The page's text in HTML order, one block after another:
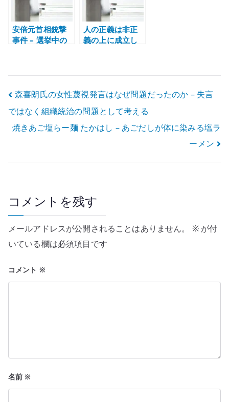
安倍元首相銃撃
事件 – 選挙中の
人の正義は非正
義の上に成立し
投
稿
ナ
ビ
ー
シ
ョ
ン
森喜朗氏の女性蔑視発言はなぜ問題だったのか – 失言
ではなく組織統治の問題として考える
焼きあご塩らー麺 たかはし – あごだしが体に染みる塩ラ
ーメン
コメントを残す
メールアドレスが公開されることはありません。 ※が付
いている欄は必須項目です
コメント ※
名前※